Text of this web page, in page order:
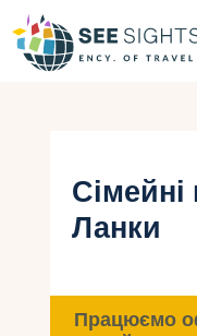
Гарячі тури
Типи Турів
Ланки
Працюємо